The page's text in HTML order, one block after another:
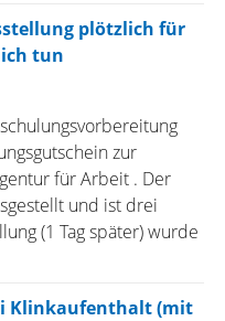
plötzlich für
tun
zur
für Arbeit . Der
und ist drei
(1 Tag später) wurde
Klinkaufenthalt (mit